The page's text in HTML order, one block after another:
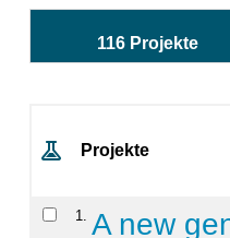
116 Projekte
Projekte
1
A new